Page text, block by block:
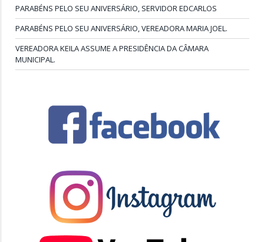
PARABÉNS PELO SEU ANIVERSÁRIO, SERVIDOR EDCARLOS
PARABÉNS PELO SEU ANIVERSÁRIO, VEREADORA MARIA JOEL.
VEREADORA KEILA ASSUME A PRESIDÊNCIA DA CÂMARA
MUNICIPAL.